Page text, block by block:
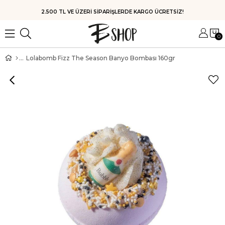
2.500 TL VE ÜZERİ SİPARİŞLERDE KARGO ÜCRETSİZ!
0
Lolabomb Fizz The Season Banyo Bombası 160gr